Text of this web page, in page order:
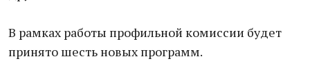
В рамках работы профильной комиссии будет
принято шесть новых программ.